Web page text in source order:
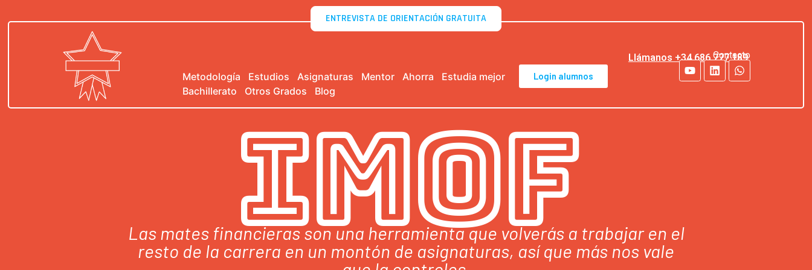
ENTREVISTA DE ORIENTACIÓN GRATUITA
Metodología Estudios Asignaturas Mentor Ahorra
Estudia mejor
Bachillerato
Otros Grados Blog
Login alumnos
Contacto
Llámanos +34 686 777 189
IMOF
Las mates financieras son una herramienta que volverás a trabajar en el
resto de la carrera en un montón de asignaturas, así que más nos vale